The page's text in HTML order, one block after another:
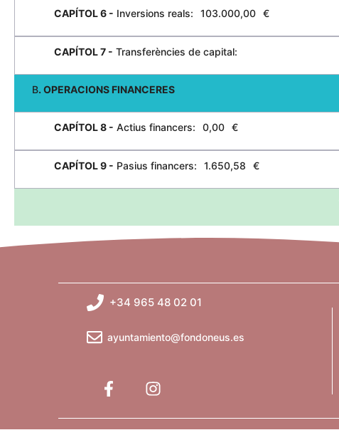
CAPÍTOL 6 - Inversions reals: 103.000,00 €
CAPÍTOL 7 - Transferències de capital:
B. OPERACIONS FINANCERES
CAPÍTOL 8 - Actius financers: 0,00 €
CAPÍTOL 9 - Pasius financers: 1.650,58 €
+34 965 48 02 01
ayuntamiento@fondoneus.es